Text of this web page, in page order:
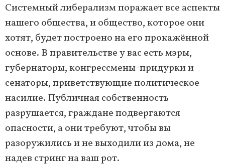
Системный либерализм поражает все аспекты
нашего общества, и общество, которое они
хотят, будет построено на его прокажённой
основе. В правительстве у вас есть мэры,
губернаторы, конгрессмены-придурки и
сенаторы, приветствующие политическое
насилие. Публичная собственность
разрушается, граждане подвергаются
опасности, а они требуют, чтобы вы
разоружились и не выходили из дома, не
надев стринг на ваш рот.